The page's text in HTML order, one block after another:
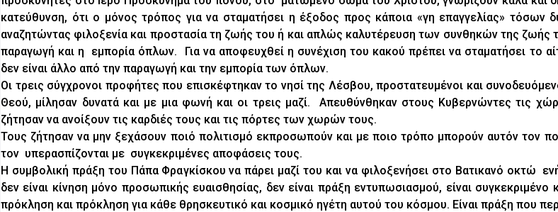
κατεύθυνση, ότι ο μόνος τρόπος για να σταματήσει η έξοδος προς κάποια «γη επαγγελίας» τόσων
αναζητώντας φιλοξενία και προστασία τη ζωής του ή και απλώς καλυτέρευση των συνθηκών της ζωής
παραγωγή και η εμπορία όπλων. Για να αποφευχθεί η συνέχιση του κακού πρέπει να σταματήσει το
δεν είναι άλλο από την παραγωγή και την εμπορία των όπλων.
Οι τρεις σύγχρονοι προφήτες που επισκέφτηκαν το νησί της Λέσβου, προστατευμένοι και
Θεού, μίλησαν δυνατά και με μια φωνή και οι τρεις μαζί. Απευθύνθηκαν στους Κυβερνώντες τις
ζήτησαν να ανοίξουν τις καρδιές τους και τις πόρτες των χωρών τους.
Τους ζήτησαν να μην ξεχάσουν ποιό πολιτισμό εκπροσωπούν και με ποιο τρόπο μπορούν αυτόν τον
τον υπερασπίζονται με συγκεκριμένες αποφάσεις τους.
Η συμβολική πράξη του Πάπα Φραγκίσκου να πάρει μαζί του και να φιλοξενήσει στο Βατικανό οκτώ
δεν είναι κίνηση μόνο προσωπικής ευαισθησίας, δεν είναι πράξη εντυπωσιασμού, είναι συγκεκριμένο
πρόκληση και πρόκληση για κάθε θρησκευτικό και κοσμικό ηγέτη αυτού του κόσμου. Είναι πράξη που